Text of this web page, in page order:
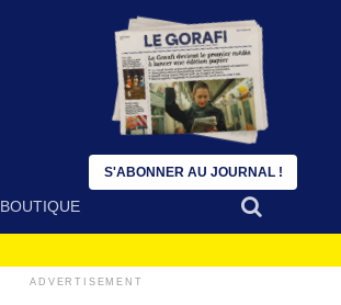
BOUTIQUE
ADVERTISEMENT
S'ABONNER AU JOURNAL !